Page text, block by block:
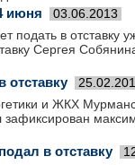
июня 03.06.2013
в отставку
Сергея
отставку
и ЖКХ
зафиксирован
в отставку